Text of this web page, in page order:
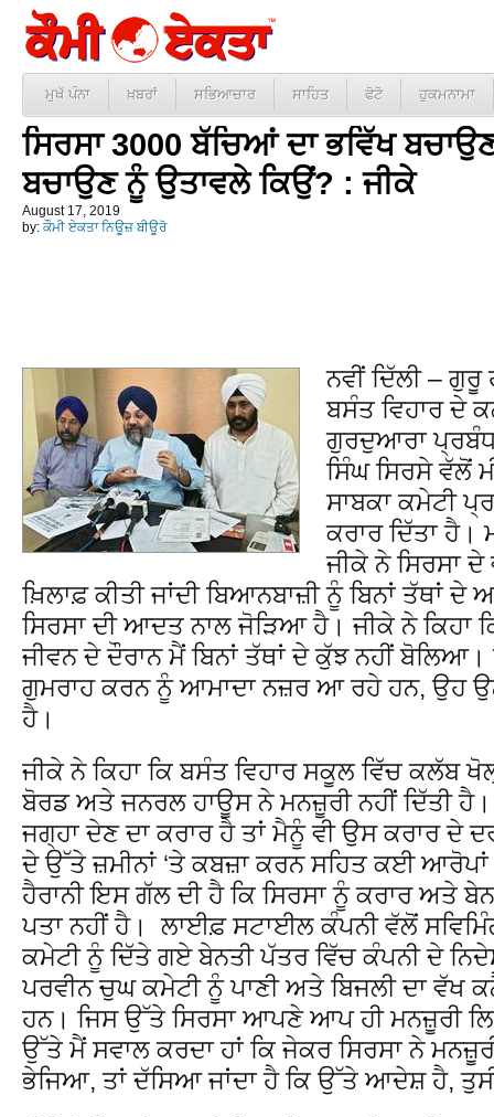
ਮੁਖੱ ਪੰਨਾ ਖ਼ਬਰਾਂ ਸਭਿਆਚਾਰ ਸਾਹਿਤ ਫੋਟੋ ਹੁਕਮਨਾਮਾ
ਸਿਰਸਾ 3000 ਬੱਚਿਆਂ ਦਾ ਭਵਿੱਖ
ਬਚਾਉਣ ਨੂੰ ਉਤਾਵਲੇ ਕਿਉਂ? : ਜੀਕੇ
August 17, 2019
by: ਕੌਮੀ ਏਕਤਾ ਨਿਊਜ਼ ਬੀਊਰੋ
ਨਵੀਂ ਦਿੱਲੀ –
ਬਸੰਤ ਵਿਹਾਰ ਦੇ
ਗੁਰਦੁਆਰਾ
ਸਿੰਘ ਸਿਰਸੇ ਵੱਲੋਂ
ਸਾਬਕਾ ਕਮੇਟੀ
ਕਰਾਰ ਦਿੱਤਾ ਹੈ।
ਜੀਕੇ ਨੇ ਸਿਰਸਾ ਦੇ
ਖ਼ਿਲਾਫ਼ ਕੀਤੀ ਜਾਂਦੀ ਬਿਆਨਬਾਜ਼ੀ ਨੂੰ ਬਿਨਾਂ ਤੱਥਾਂ
ਸਿਰਸਾ ਦੀ ਆਦਤ ਨਾਲ ਜੋੜਿਆ ਹੈ। ਜੀਕੇ ਨੇ ਕਿਹਾ
ਜੀਵਨ ਦੇ ਦੌਰਾਨ ਮੈਂ ਬਿਨਾਂ ਤੱਥਾਂ ਦੇ ਕੁੱਝ ਨਹੀਂ
ਗੁਮਰਾਹ ਕਰਨ ਨੂੰ ਆਮਾਦਾ ਨਜ਼ਰ ਆ ਰਹੇ ਹਨ, ਉਹ
ਹੈ।
ਜੀਕੇ ਨੇ ਕਿਹਾ ਕਿ ਬਸੰਤ ਵਿਹਾਰ ਸਕੂਲ ਵਿੱਚ ਕਲੱਬ
ਬੋਰਡ ਅਤੇ ਜਨਰਲ ਹਾਊਸ ਨੇ ਮਨਜ਼ੂਰੀ ਨਹੀਂ ਦਿੱਤੀ
ਜਗ੍ਹਾ ਦੇਣ ਦਾ ਕਰਾਰ ਹੈ ਤਾਂ ਮੈਨੂੰ ਵੀ ਉਸ ਕਰਾਰ ਦੇ
ਦੇ ਉੱਤੇ ਜ਼ਮੀਨਾਂ ‘ਤੇ ਕਬਜ਼ਾ ਕਰਨ ਸਹਿਤ ਕਈ
ਹੈਰਾਨੀ ਇਸ ਗੱਲ ਦੀ ਹੈ ਕਿ ਸਿਰਸਾ ਨੂੰ ਕਰਾਰ ਅਤੇ
ਪਤਾ ਨਹੀਂ ਹੈ। ਲਾਈਫ਼ ਸਟਾਈਲ ਕੰਪਨੀ ਵੱਲੋਂ
ਕਮੇਟੀ ਨੂੰ ਦਿੱਤੇ ਗਏ ਬੇਨਤੀ ਪੱਤਰ ਵਿੱਚ ਕੰਪਨੀ ਦੇ
ਪਰਵੀਨ ਚੁਘ ਕਮੇਟੀ ਨੂੰ ਪਾਣੀ ਅਤੇ ਬਿਜਲੀ ਦਾ ਵੱਖ
ਹਨ। ਜਿਸ ਉੱਤੇ ਸਿਰਸਾ ਆਪਣੇ ਆਪ ਹੀ ਮਨਜ਼ੂਰੀ
ਉੱਤੇ ਮੈਂ ਸਵਾਲ ਕਰਦਾ ਹਾਂ ਕਿ ਜੇਕਰ ਸਿਰਸਾ ਨੇ
ਭੇਜਿਆ, ਤਾਂ ਦੱਸਿਆ ਜਾਂਦਾ ਹੈ ਕਿ ਉੱਤੇ ਆਦੇਸ਼ ਹੈ,